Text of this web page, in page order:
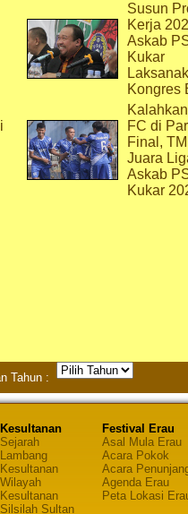
Susun
Kerja
Askab
Kukar
Kongres
FC di
Final,
Juara
Askab
Kukar
Tahun :
Kesultanan
Sejarah
Lambang
Kesultanan
Wilayah
Kesultanan
Silsilah Sultan
Festival Erau
Asal Mula Erau
Acara Pokok
Acara
Agenda Erau
Peta Lokasi